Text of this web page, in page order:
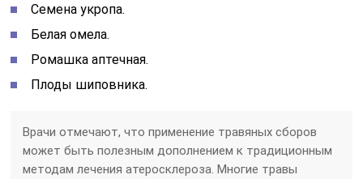
Семена укропа.
Белая омела.
Ромашка аптечная.
Плоды шиповника.
Врачи отмечают, что применение травяных сборов
может быть полезным дополнением к традиционным
методам лечения атеросклероза. Многие травы